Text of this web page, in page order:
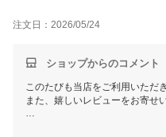
注文日：2026/05/24
ショップからのコメント
このたびも当店をご利用いただ
また、嬉しいレビューをお寄せ
期日通りにお届けでき、また